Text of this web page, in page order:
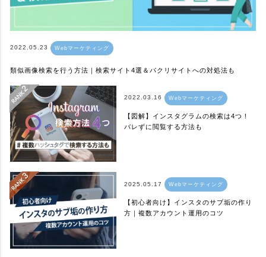
2022.05.23 Webマーケティング
類似画像検索を行う方法｜検索サイト4選＆パクリサイトへの対処法も
2022.03.16 Webマーケティング
【図解】インスタグラムの検索は4つ！
バレずに閲覧する方法も
2025.05.17 Webマーケティング
【初心者向け】インスタのサブ垢の作り
方｜複数アカウント運用のコツ